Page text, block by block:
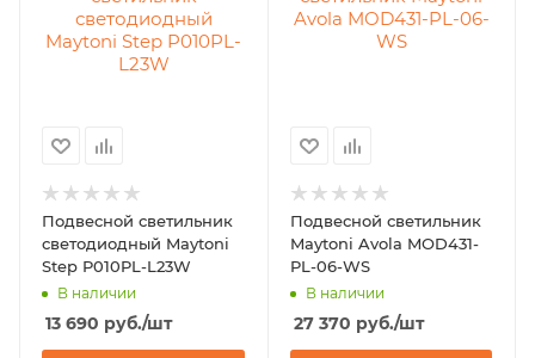
Подвесной светильник
светодиодный Maytoni
Step P010PL-L23W
В наличии
13 690 руб./шт
Подвесной светильник
Maytoni Avola MOD431-
PL-06-WS
В наличии
27 370 руб./шт